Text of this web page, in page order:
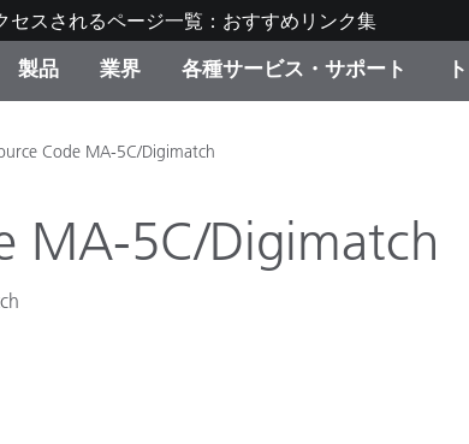
セスされるページ一覧：おすすめリンク集
製品
カテゴリ別
生産終了
キャンペー
業界
塗料・塗装
ディスプ
ンターメ
各種サービス・サポート
修理の流れ・サービス一覧
トレーニング
Code MA-5C/Digimatch
MA-5C/Digimatch